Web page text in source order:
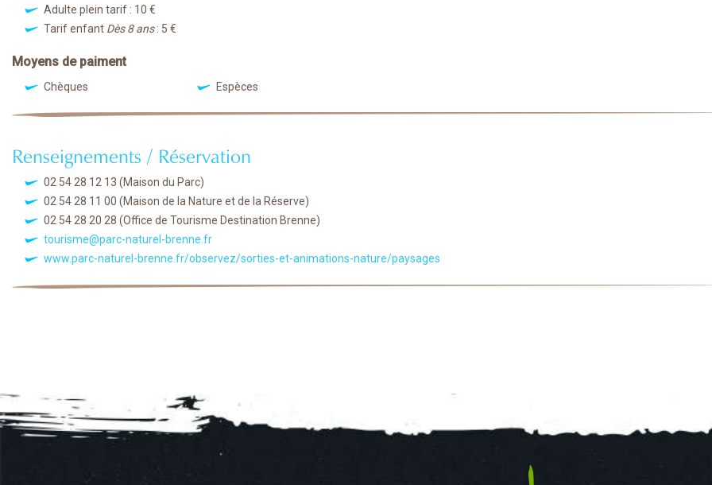
Adulte plein tarif : 10 €
Tarif enfant Dès 8 ans: 5 €
Moyens de paiment
Chèques Espèces
Renseignements / Réservation
02 54 28 12 13 (Maison du Parc)
02 54 28 11 00 (Maison de la Nature et de la Réserve)
02 54 28 20 28 (Office de Tourisme Destination Brenne)
tourisme@parc-naturel-brenne.fr
www.parc-naturel-brenne.fr/observez/sorties-et-animations-nature/paysages